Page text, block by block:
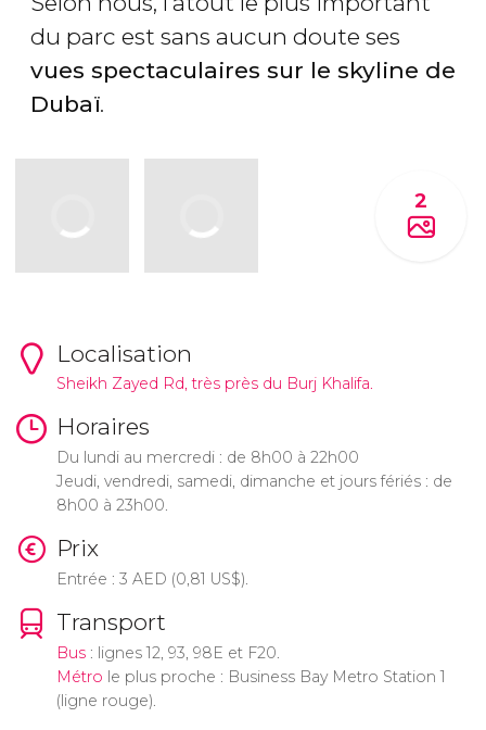
du parc est sans aucun doute ses
vues spectaculaires sur le skyline de
Dubaï.
2
Localisation
Sheikh Zayed Rd, très près du Burj Khalifa.
Horaires
Du lundi au mercredi : de 8h00 à 22h00
Jeudi, vendredi, samedi, dimanche et jours fériés : de
8h00 à 23h00.
Prix
Entrée : 3 AED (0,81 US$).
Transport
Bus : lignes 12, 93, 98E et F20.
Métro le plus proche : Business Bay Metro Station 1
(ligne rouge).